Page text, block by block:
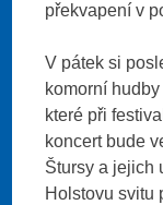
překvapení v
V pátek si
komorní
které při
koncert bude
Štursy a jejich
Holstovu svitu